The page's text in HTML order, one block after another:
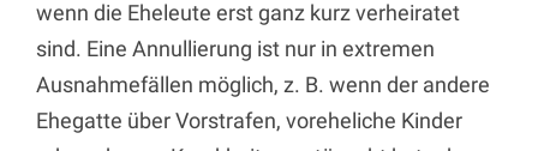
wenn die Eheleute erst ganz kurz verheiratet
sind. Eine Annullierung ist nur in extremen
Ausnahmefällen möglich, z. B. wenn der andere
Ehegatte über Vorstrafen, voreheliche Kinder